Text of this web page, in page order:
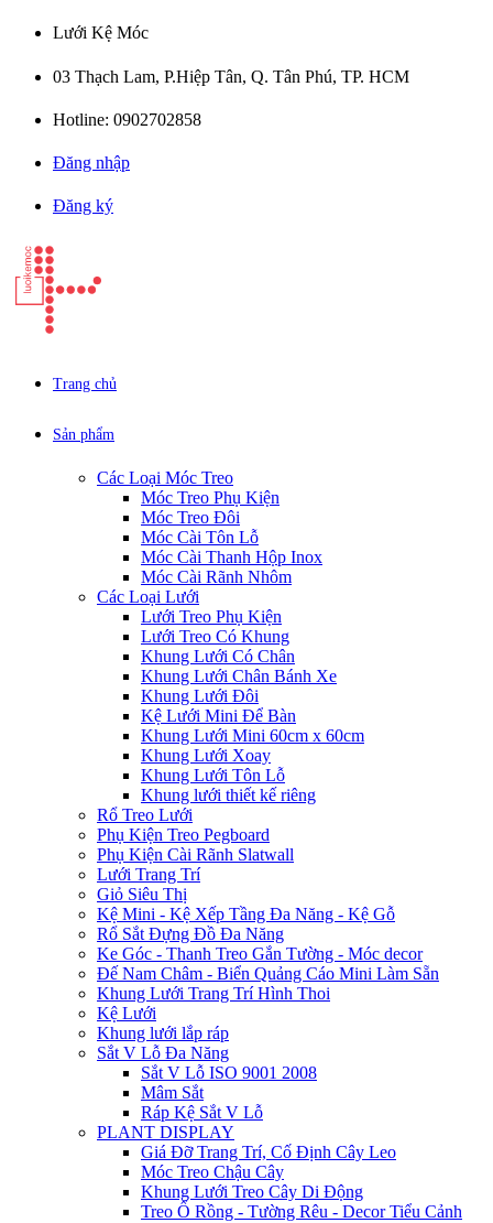
Lưới Kệ Móc
03 Thạch Lam, P.Hiệp Tân, Q. Tân Phú, TP. HCM
Hotline: 0902702858
Đăng nhập
Đăng ký
Trang chủ
Sản phẩm
Các Loại Móc Treo
Móc Treo Phụ Kiện
Móc Treo Đôi
Móc Cài Tôn Lỗ
Móc Cài Thanh Hộp Inox
Móc Cài Rãnh Nhôm
Các Loại Lưới
Lưới Treo Phụ Kiện
Lưới Treo Có Khung
Khung Lưới Có Chân
Khung Lưới Chân Bánh Xe
Khung Lưới Đôi
Kệ Lưới Mini Để Bàn
Khung Lưới Mini 60cm x 60cm
Khung Lưới Xoay
Khung Lưới Tôn Lỗ
Khung lưới thiết kế riêng
Rổ Treo Lưới
Phụ Kiện Treo Pegboard
Phụ Kiện Cài Rãnh Slatwall
Lưới Trang Trí
Giỏ Siêu Thị
Kệ Mini - Kệ Xếp Tầng Đa Năng - Kệ Gỗ
Rổ Sắt Đựng Đồ Đa Năng
Ke Góc - Thanh Treo Gắn Tường - Móc decor
Đế Nam Châm - Biển Quảng Cáo Mini Làm Sẵn
Khung Lưới Trang Trí Hình Thoi
Kệ Lưới
Khung lưới lắp ráp
Sắt V Lỗ Đa Năng
Sắt V Lỗ ISO 9001 2008
Mâm Sắt
Ráp Kệ Sắt V Lỗ
PLANT DISPLAY
Giá Đỡ Trang Trí, Cố Định Cây Leo
Móc Treo Chậu Cây
Khung Lưới Treo Cây Di Động
Treo Ổ Rồng - Tường Rêu - Decor Tiểu Cảnh